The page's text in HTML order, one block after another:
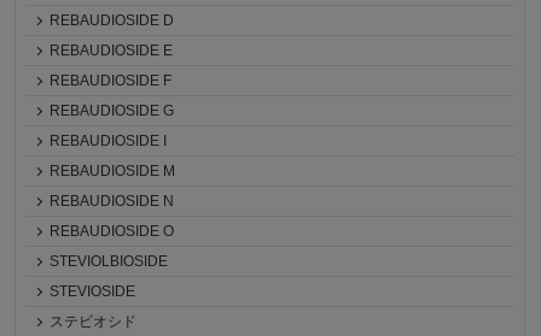
REBAUDIOSIDE D
REBAUDIOSIDE E
REBAUDIOSIDE F
REBAUDIOSIDE G
REBAUDIOSIDE I
REBAUDIOSIDE M
REBAUDIOSIDE N
REBAUDIOSIDE O
STEVIOLBIOSIDE
STEVIOSIDE
ステビオシド